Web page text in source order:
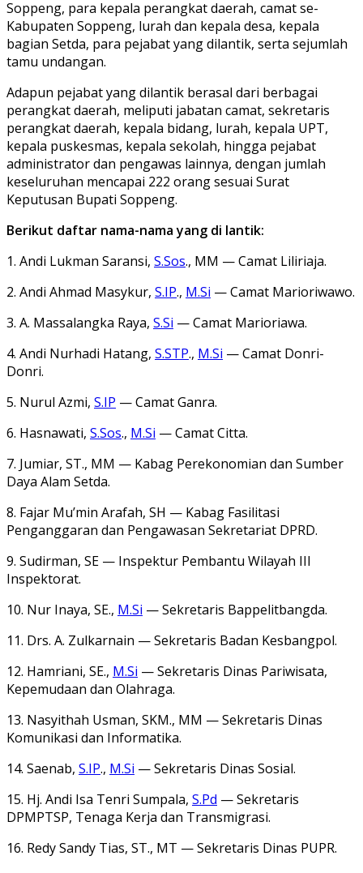
Soppeng, para kepala perangkat daerah, camat se-
Kabupaten Soppeng, lurah dan kepala desa, kepala
bagian Setda, para pejabat yang dilantik, serta sejumlah
tamu undangan.
Adapun pejabat yang dilantik berasal dari berbagai
perangkat daerah, meliputi jabatan camat, sekretaris
perangkat daerah, kepala bidang, lurah, kepala UPT,
kepala puskesmas, kepala sekolah, hingga pejabat
administrator dan pengawas lainnya, dengan jumlah
keseluruhan mencapai 222 orang sesuai Surat
Keputusan Bupati Soppeng.
Berikut daftar nama-nama yang di lantik:
1. Andi Lukman Saransi, S.Sos., MM — Camat Liliriaja.
2. Andi Ahmad Masykur, S.IP., M.Si — Camat Marioriwawo.
3. A. Massalangka Raya, S.Si — Camat Marioriawa.
4. Andi Nurhadi Hatang, S.STP., M.Si — Camat Donri-
Donri.
5. Nurul Azmi, S.IP — Camat Ganra.
6. Hasnawati, S.Sos., M.Si — Camat Citta.
7. Jumiar, ST., MM — Kabag Perekonomian dan Sumber
Daya Alam Setda.
8. Fajar Mu’min Arafah, SH — Kabag Fasilitasi
Penganggaran dan Pengawasan Sekretariat DPRD.
9. Sudirman, SE — Inspektur Pembantu Wilayah III
Inspektorat.
10. Nur Inaya, SE., M.Si — Sekretaris Bappelitbangda.
11. Drs. A. Zulkarnain — Sekretaris Badan Kesbangpol.
12. Hamriani, SE., M.Si — Sekretaris Dinas Pariwisata,
Kepemudaan dan Olahraga.
13. Nasyithah Usman, SKM., MM — Sekretaris Dinas
Komunikasi dan Informatika.
14. Saenab, S.IP., M.Si — Sekretaris Dinas Sosial.
15. Hj. Andi Isa Tenri Sumpala, S.Pd — Sekretaris
DPMPTSP, Tenaga Kerja dan Transmigrasi.
16. Redy Sandy Tias, ST., MT — Sekretaris Dinas PUPR.